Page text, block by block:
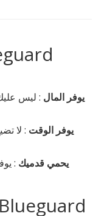
يوفر المال : ليس
يوفر الوقت : لا
يحمي قدميك :